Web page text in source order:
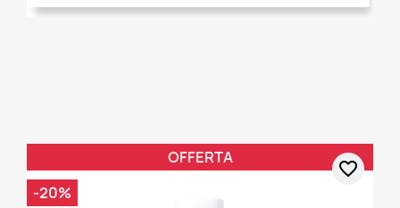
OFFERTA
-20%
favorite_border